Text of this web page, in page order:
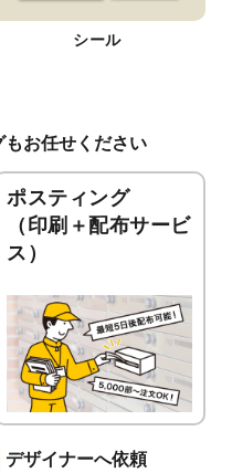
シール
お任せください
ポスティング
（印刷＋配布サービ
ス）
デザイナーへ依頼